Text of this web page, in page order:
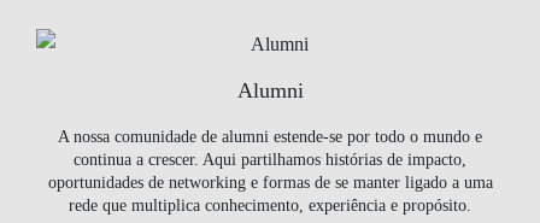
Alumni
A nossa comunidade de alumni estende-se por todo o mundo e
continua a crescer. Aqui partilhamos histórias de impacto,
oportunidades de networking e formas de se manter ligado a uma
rede que multiplica conhecimento, experiência e propósito.